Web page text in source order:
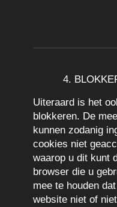
4.
Uiteraard is het
blokkeren. De
kunnen zodanig
cookies niet
waarop u dit kunt
browser die u
mee te houden
website niet of